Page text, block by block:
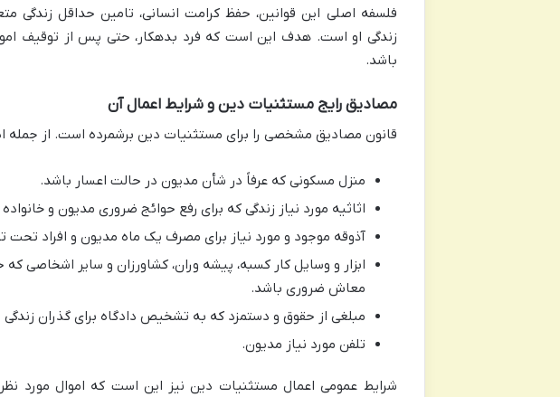
فلسفه اصلی این قوانین، حفظ کرامت انسانی، تامین حداقل زندگی
زندگی او است. هدف این است که فرد بدهکار، حتی پس از توقیف
باشد.
مصادیق رایج مستثنیات دین و شرایط اعمال آن
قانون مصادیق مشخصی را برای مستثنیات دین برشمرده است. از جمله
منزل مسکونی که عرفاً در شأن مدیون در حالت اعسار باشد.
اثاثیه مورد نیاز زندگی که برای رفع حوائج ضروری مدیون و
آذوقه موجود و مورد نیاز برای مصرف یک ماه مدیون و افراد تحت
ابزار و وسایل کار کسبه، پیشه وران، کشاورزان و سایر اشخاصی که
معاش ضروری باشد.
مبلغی از حقوق و دستمزد که به تشخیص دادگاه برای گذران
تلفن مورد نیاز مدیون.
شرایط عمومی اعمال مستثنیات دین نیز این است که اموال مورد